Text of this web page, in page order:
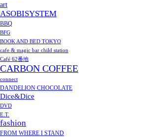
art
ASOBISYSTEM
BBQ
BFG
BOOK AND BED TOKYO
cafe & magic bar child station
Café 62番地
CARBON COFFEE
connect
DANDELION CHOCOLATE
Dice&Dice
DVD
E.T.
fashion
FROM WHERE I STAND